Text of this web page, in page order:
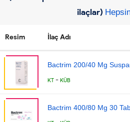
ilaçlar)
Resim İlaç Adı
Bactrim 200/40 Mg
KT - KÜB
Bactrim 400/80 Mg 30